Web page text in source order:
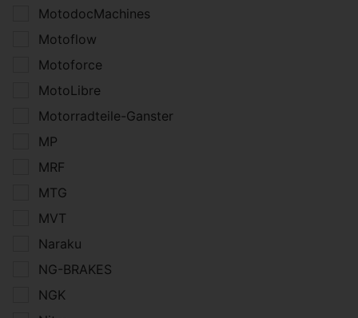
MotodocMachines
Motoflow
Motoforce
MotoLibre
Motorradteile-Ganster
MP
MRF
MTG
MVT
Naraku
NG-BRAKES
NGK